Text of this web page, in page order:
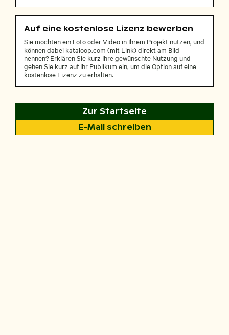
Auf eine kostenlose Lizenz bewerben
Sie möchten ein Foto oder Video in Ihrem Projekt nutzen, und
können dabei kataloop.com (mit Link) direkt am Bild
nennen? Erklären Sie kurz Ihre gewünschte Nutzung und
gehen Sie kurz auf Ihr Publikum ein, um die Option auf eine
kostenlose Lizenz zu erhalten.
Zur Startseite
E-Mail schreiben